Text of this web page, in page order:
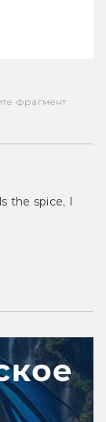
фрагмент
the spice, I